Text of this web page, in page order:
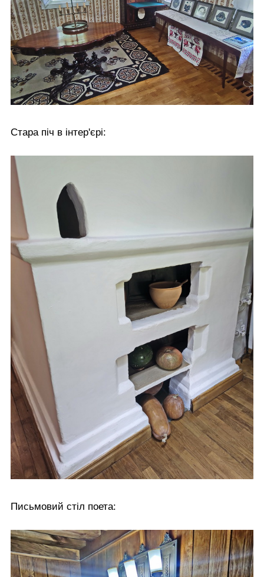
Стара піч в інтер'єрі:
Письмовий стіл поета: